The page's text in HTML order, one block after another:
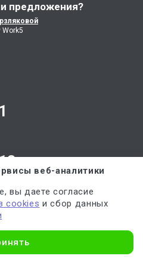
предложения?
Work5
веб-аналитики
вы даете согласие
cookies и сбор данных